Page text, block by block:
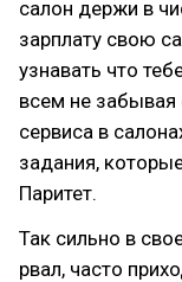
салон держи в
зарплату свою
узнавать что
всем не
сервиса в
задания,
Паритет.
Так сильно в
рвал, часто